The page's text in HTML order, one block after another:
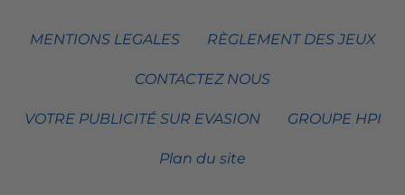
MENTIONS LEGALES RÈGLEMENT DES JEUX
CONTACTEZ NOUS
VOTRE PUBLICITÉ SUR EVASION GROUPE HPI
Plan du site